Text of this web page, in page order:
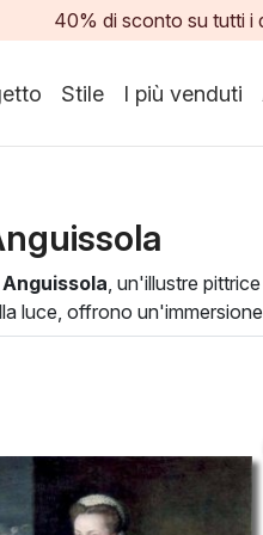
40% di sconto su tutti i
Stile I più venduti
, un'illustre
luce, offrono
maschili del tempo.
realismo dell'osservazione
interiore. Aggiungere
e ammiri.